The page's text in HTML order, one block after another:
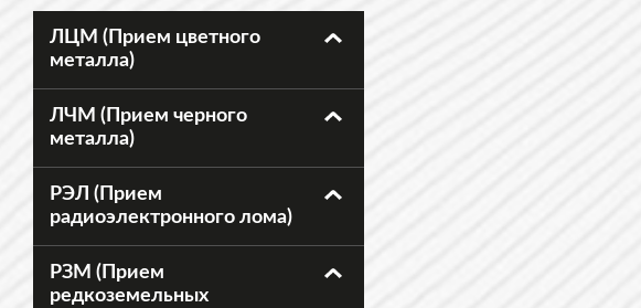
ЛЦМ (Прием цветного
металла)
ЛЧМ (Прием черного
металла)
РЭЛ (Прием
радиоэлектронного лома)
РЗМ (Прием
редкоземельных